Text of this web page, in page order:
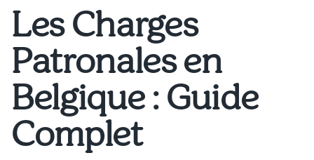
Les Charges
Patronales en
Belgique : Guide
Complet